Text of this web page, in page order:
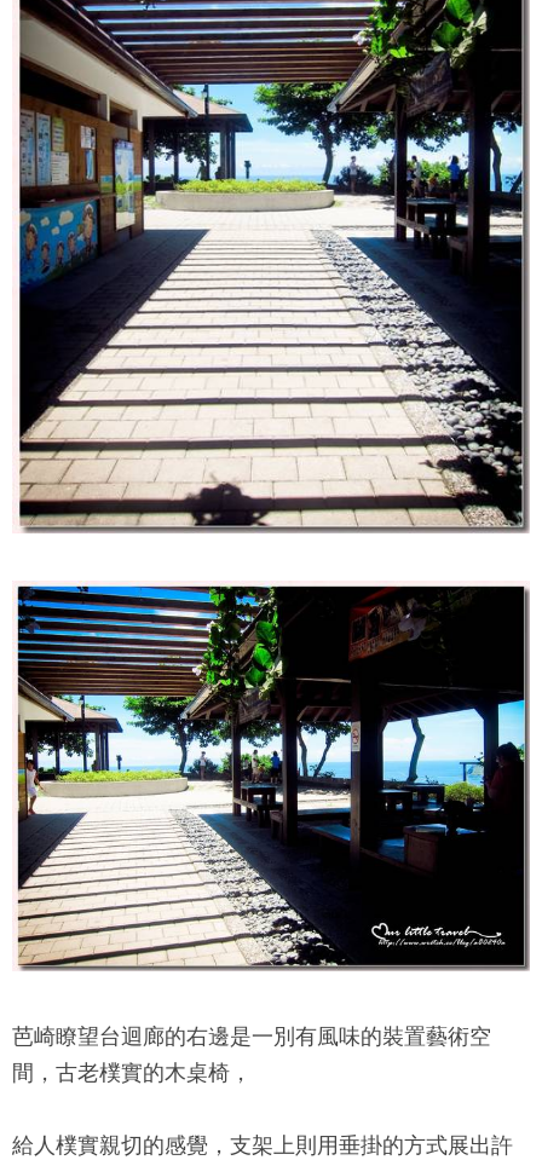
芭崎瞭望台迴廊的右邊是一別有風味的裝置藝術空
間，古老樸實的木桌椅，
給人樸實親切的感覺，支架上則用垂掛的方式展出許